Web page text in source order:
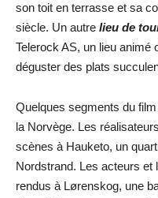
son toit en terrasse et sa
siècle. Un autre lieu de
Telerock AS, un lieu animé
déguster des plats
Quelques segments du
la Norvège. Les
scènes à Hauketo, un
Nordstrand. Les acteurs et
rendus à Lørenskog, une